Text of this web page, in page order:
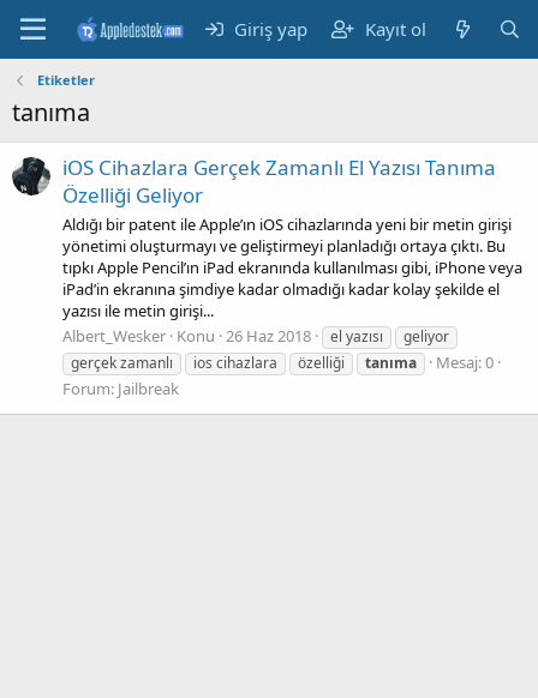
Giriş yap Kayıt ol
Etiketler
tanıma
iOS Cihazlara Gerçek Zamanlı El Yazısı Tanıma
Özelliği Geliyor
Aldığı bir patent ile Apple’ın iOS cihazlarında yeni bir metin girişi
yönetimi oluşturmayı ve geliştirmeyi planladığı ortaya çıktı. Bu
tıpkı Apple Pencil’ın iPad ekranında kullanılması gibi, iPhone veya
iPad’in ekranına şimdiye kadar olmadığı kadar kolay şekilde el
yazısı ile metin girişi...
Albert_Wesker Konu 26 Haz 2018 el yazısı
geliyor
gerçek zamanlı
ios cihazlara özelliği tanıma
Mesaj: 0
Forum: Jailbreak